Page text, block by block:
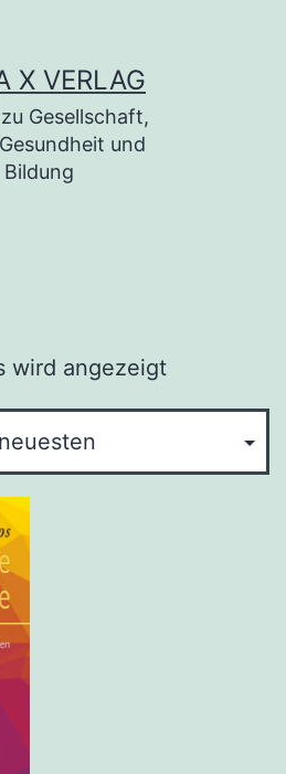
X VERLAG
Gesellschaft,
und
Bildung
wird angezeigt